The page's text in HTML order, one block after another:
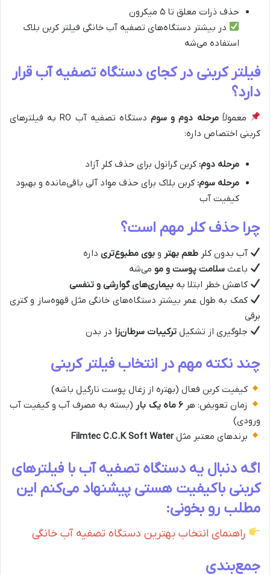
حذف ذرات معلق تا ۵ میکرون
در بیشتر دستگاه‌های تصفیه آب خانگی فیلتر کربن بلاک
استفاده می‌شه
فیلتر کربنی در کجای دستگاه تصفیه آب قرار
دارد؟
معمولاًمرحله دوم و سوم
دستگاه تصفیه آب RO به فیلترهای
کربنی اختصاص داره:
مرحله دوم: کربن گرانول برای حذف کلر آزاد
مرحله سوم: کربن بلاک برای حذف مواد آلی باقی‌مانده و بهبود
کیفیت آب
چرا حذف کلر مهم است؟
آب بدون کلرطعم بهتر وبوی مطبوع‌تری داره
باعثسلامت پوست و مو می‌شه
کاهش خطر ابتلا بهبیماری‌های گوارشی و تنفسی
کمک به طول عمر بیشتر دستگاه‌های خانگی مثل قهوه‌ساز و کتری
برقی
جلوگیری از تشکیلترکیبات سرطان‌زا در بدن
چند نکته مهم در انتخاب فیلتر کربنی
کیفیت کربن فعال (بهتره از زغال پوست نارگیل باشه)
زمان تعویض: هر۶ ماه یک بار
(بسته به مصرف آب و کیفیت آب
ورودی)
برندهای معتبر مثل
Filmtec C.C.K Soft Water
اگه دنبال یه دستگاه تصفیه آب با فیلترهای
کربنی باکیفیت هستی پیشنهاد می‌کنم این
مطلب رو بخونی:
راهنمای انتخاب بهترین دستگاه تصفیه آب خانگی
جمع‌بندی